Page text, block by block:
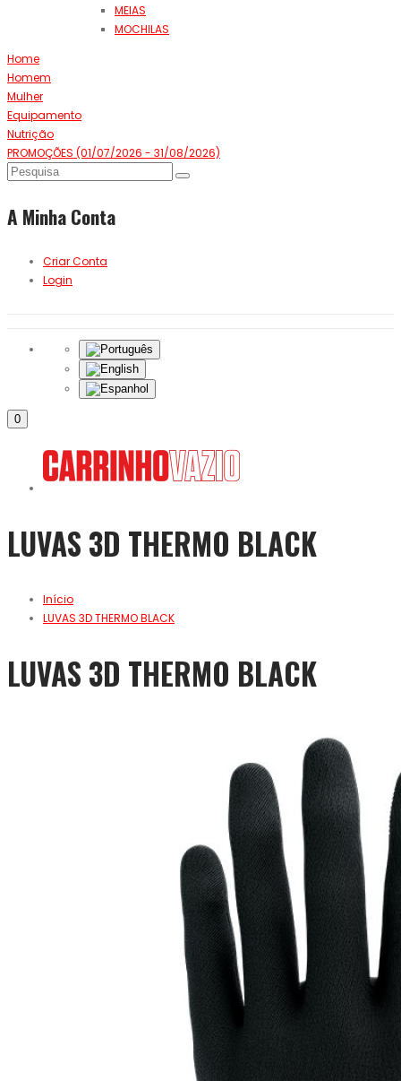
MEIAS
MOCHILAS
Home
Homem
Mulher
Equipamento
Nutrição
PROMOÇÕES (01/07/2026 - 31/08/2026)
A Minha Conta
Criar Conta
Login
0
LUVAS 3D THERMO BLACK
Início
LUVAS 3D THERMO BLACK
LUVAS 3D THERMO BLACK